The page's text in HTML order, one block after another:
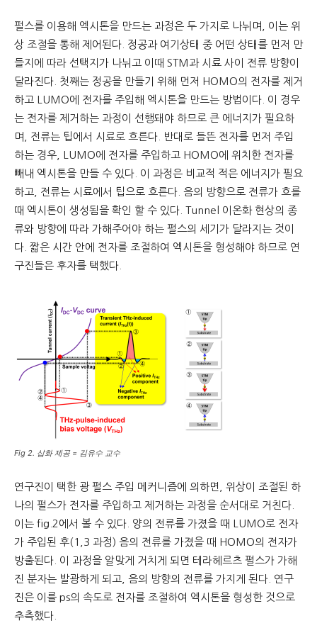
펄스를 이용해 엑시톤을 만드는 과정은 두 가지로 나뉘며, 이는 위
상 조절을 통해 제어된다. 정공과 여기상태 중 어떤 상태를 먼저 만
들지에 따라 선택지가 나뉘고 이때 STM과 시료 사이 전류 방향이
달라진다. 첫째는 정공을 만들기 위해 먼저 HOMO의 전자를 제거
하고 LUMO에 전자를 주입해 엑시톤을 만드는 방법이다. 이 경우
는 전자를 제거하는 과정이 선행돼야 하므로 큰 에너지가 필요하
며, 전류는 팁에서 시료로 흐른다. 반대로 들뜬 전자를 먼저 주입
하는 경우, LUMO에 전자를 주입하고 HOMO에 위치한 전자를
빼내 엑시톤을 만들 수 있다. 이 과정은 비교적 적은 에너지가 필요
하고, 전류는 시료에서 팁으로 흐른다. 음의 방향으로 전류가 흐를
때 엑시톤이 생성됨을 확인 할 수 있다. Tunnel 이온화 현상의 종
류와 방향에 따라 가해주어야 하는 펄스의 세기가 달라지는 것이
다. 짧은 시간 안에 전자를 조절하여 엑시톤을 형성해야 하므로 연
구진들은 후자를 택했다.
Fig 2. 삽화 제공 = 김유수 교수
연구진이 택한 광 펄스 주입 메커니즘에 의하면, 위상이 조절된 하
나의 펄스가 전자를 주입하고 제거하는 과정을 순서대로 거친다.
이는 fig.2에서 볼 수 있다. 양의 전류를 가졌을 때 LUMO로 전자
가 주입된 후(1,3 과정) 음의 전류를 가졌을 때 HOMO의 전자가
방출된다. 이 과정을 알맞게 거치게 되면 테라헤르츠 펄스가 가해
진 분자는 발광하게 되고, 음의 방향의 전류를 가지게 된다. 연구
진은 이를 ps의 속도로 전자를 조절하여 엑시톤을 형성한 것으로
추측했다.